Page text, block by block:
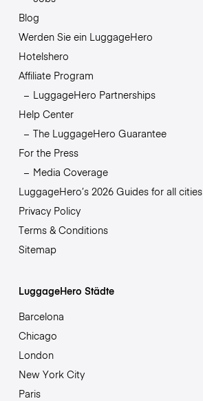
Blog
Werden Sie ein LuggageHero
Hotelshero
Affiliate Program
LuggageHero Partnerships
Help Center
The LuggageHero Guarantee
For the Press
Media Coverage
LuggageHero’s 2026 Guides for all cities
Privacy Policy
Terms & Conditions
Sitemap
LuggageHero Städte
Barcelona
Chicago
London
New York City
Paris